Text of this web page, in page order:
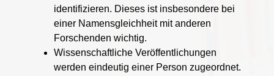
identifizieren. Dieses ist insbesondere bei
einer Namensgleichheit mit anderen
Forschenden wichtig.
Wissenschaftliche Veröffentlichungen
werden eindeutig einer Person zugeordnet.